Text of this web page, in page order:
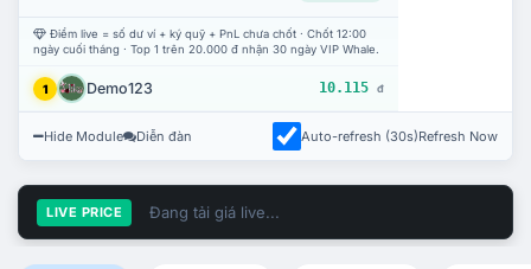
Điểm live = số dư ví + ký quỹ + PnL chưa chốt · Chốt 12:00
ngày cuối tháng · Top 1 trên 20.000 đ nhận 30 ngày VIP Whale.
1 Demo123 10.115 đ
Hide Module Diễn đàn Auto-refresh (30s)Refresh Now
LIVE PRICE Đang tải giá live...